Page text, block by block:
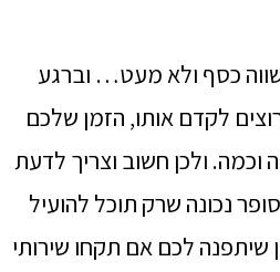
כסף ולא מעט… וברגע
לקדם אותו, הזמן שלכם
וכמה. ולכן חשוב וצריך לדעת
נכונה שרק תוכל להועיל
לכם אם תקחו שירותי